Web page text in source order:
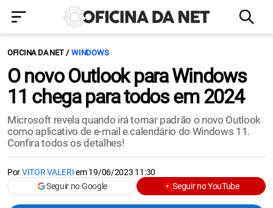
OFICINA DA NET WINDOWS
O novo Outlook para Windows
11 chega para todos em 2024
Microsoft revela quando irá tornar padrão o novo Outlook
como aplicativo de e-mail e calendário do Windows 11.
Confira todos os detalhes!
PorVITOR VALERIem19/06/2023 11:30
Seguir no Google
Seguir no YouTube